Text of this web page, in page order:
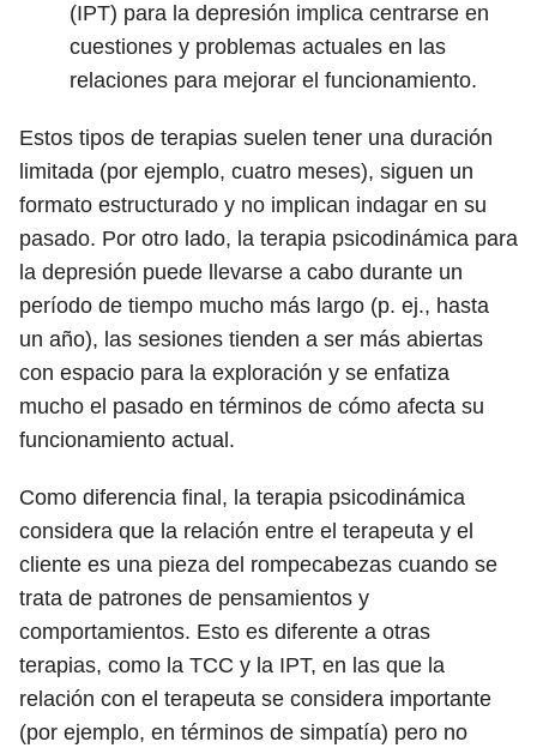
(IPT) para la depresión implica centrarse en
cuestiones y problemas actuales en las
relaciones para mejorar el funcionamiento.
Estos tipos de terapias suelen tener una duración
limitada (por ejemplo, cuatro meses), siguen un
formato estructurado y no implican indagar en su
pasado. Por otro lado, la terapia psicodinámica para
la depresión puede llevarse a cabo durante un
período de tiempo mucho más largo (p. ej., hasta
un año), las sesiones tienden a ser más abiertas
con espacio para la exploración y se enfatiza
mucho el pasado en términos de cómo afecta su
funcionamiento actual.
Como diferencia final, la terapia psicodinámica
considera que la relación entre el terapeuta y el
cliente es una pieza del rompecabezas cuando se
trata de patrones de pensamientos y
comportamientos. Esto es diferente a otras
terapias, como la TCC y la IPT, en las que la
relación con el terapeuta se considera importante
(por ejemplo, en términos de simpatía) pero no